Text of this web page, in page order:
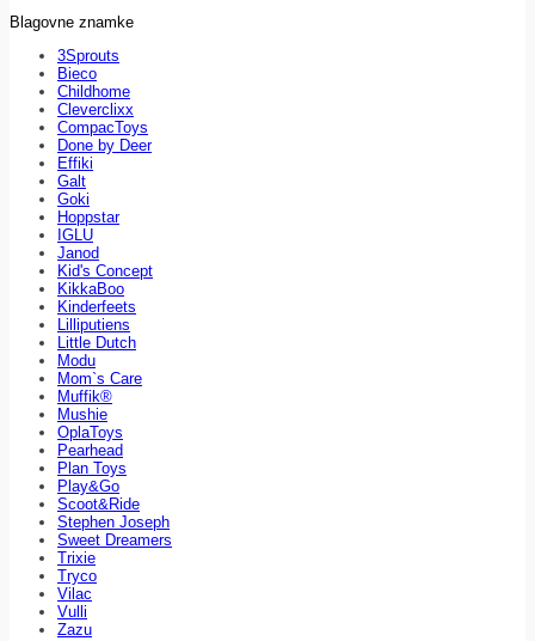
Blagovne znamke
3Sprouts
Bieco
Childhome
Cleverclixx
CompacToys
Done by Deer
Effiki
Galt
Goki
Hoppstar
IGLU
Janod
Kid's Concept
KikkaBoo
Kinderfeets
Lilliputiens
Little Dutch
Modu
Mom`s Care
Muffik®
Mushie
OplaToys
Pearhead
Plan Toys
Play&Go
Scoot&Ride
Stephen Joseph
Sweet Dreamers
Trixie
Tryco
Vilac
Vulli
Zazu